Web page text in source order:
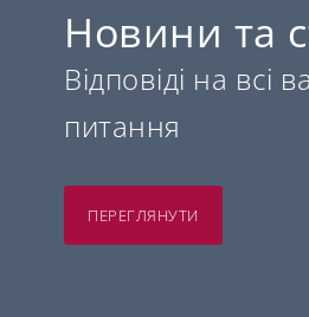
Новини та
Відповіді на всі
питання
ПЕРЕГЛЯНУТИ